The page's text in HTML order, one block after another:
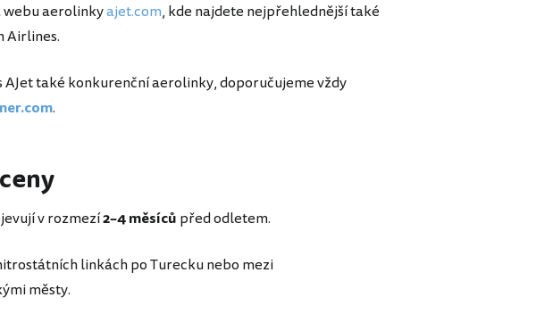
webu aerolinkyajet.com, kde najdete nejpřehlednější také
Airlines.
také konkurenční aerolinky, doporučujeme vždy
.
v rozmezí2–4 měsíců před odletem.
linkách po Turecku nebo mezi
městy.